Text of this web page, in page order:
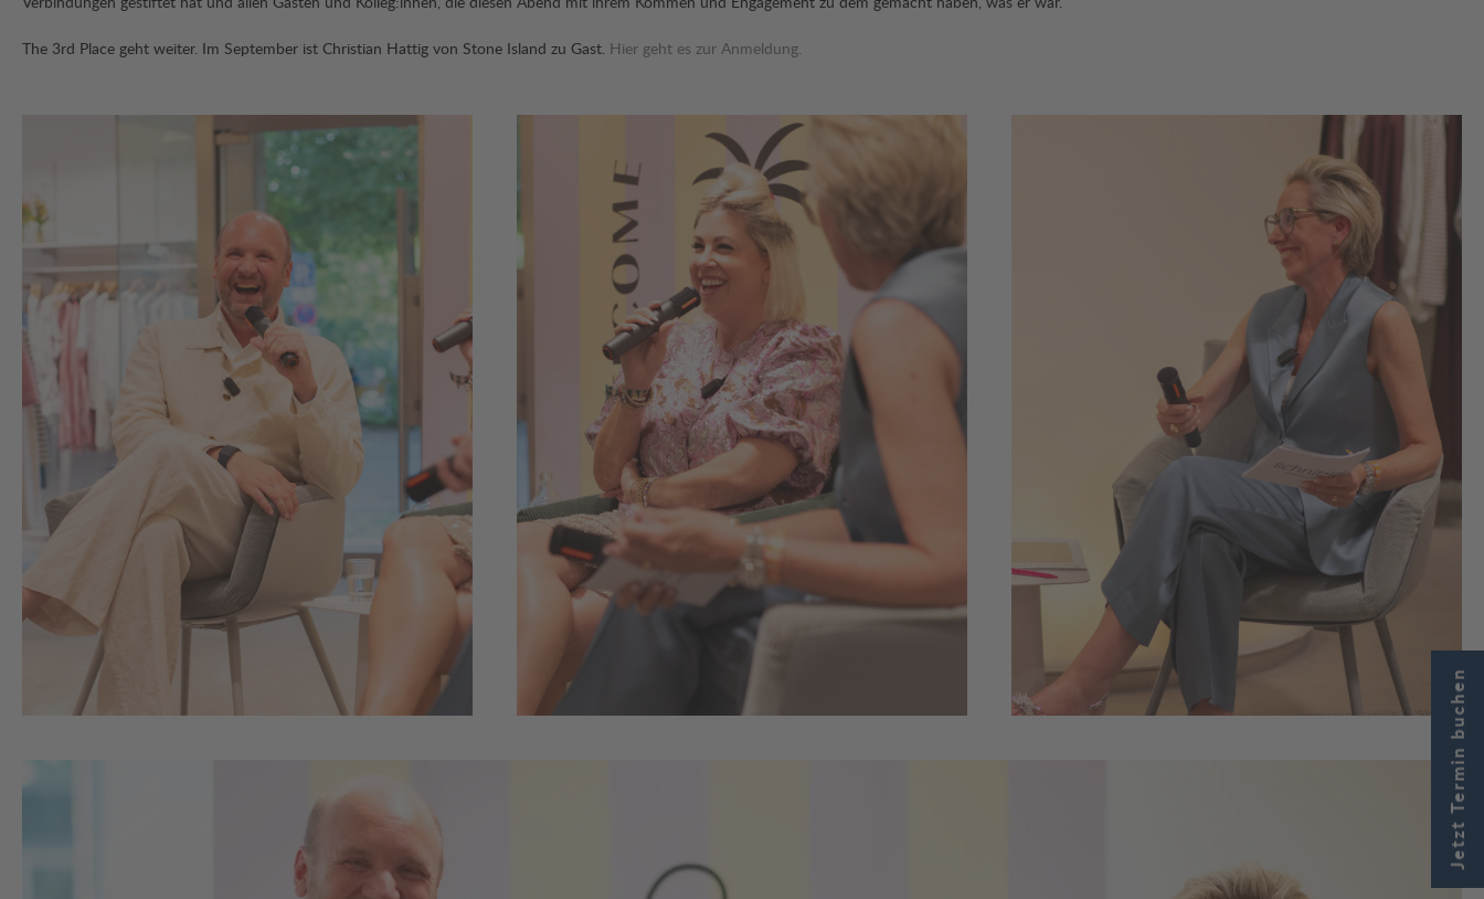
The 3rd Place geht weiter. Im September ist Christian Hattig von Stone Island zu Gast. Hier geht es zur Anmeldung.
Jetzt Termin buchen